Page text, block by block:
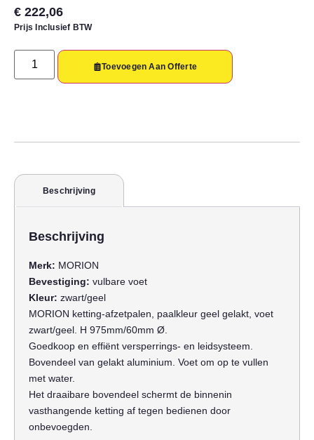
€ 222,06
Prijs Inclusief BTW
Toevoegen Aan Offerte
Beschrijving
Beschrijving
Merk: MORION
Bevestiging: vulbare voet
Kleur: zwart/geel
MORION ketting-afzetpalen, paalkleur geel gelakt, voet
zwart/geel. H 975mm/60mm Ø.
Goedkoop en effiënt versperrings- en leidsysteem.
Bovendeel van gelakt aluminium. Voet om op te vullen
met water.
Het draaibare bovendeel schermt de binnenin
vasthangende ketting af tegen bedienen door
onbevoegden.